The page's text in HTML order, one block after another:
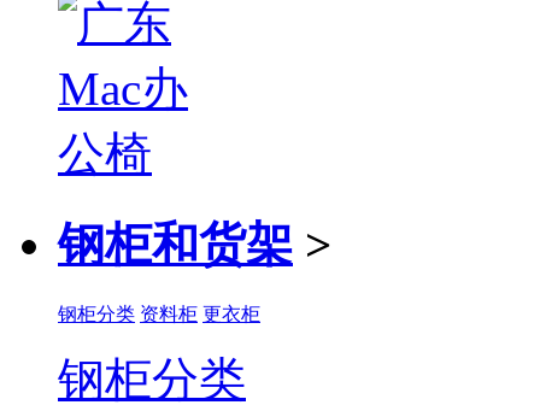
钢柜和货架 >
钢柜分类 资料柜 更衣柜
钢柜分类